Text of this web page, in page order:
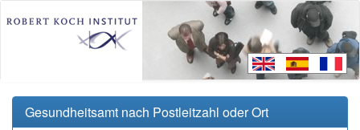
Gesundheitsamt nach Postleitzahl oder Ort